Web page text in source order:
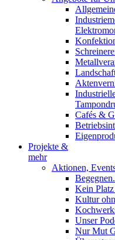
Cafés &
Projekte &
mehr
Aktionen,
Kein
Kultur
Unser
Nur Mut